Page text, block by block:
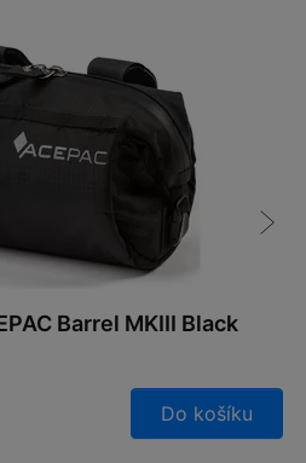
Barrel MKIII Black
Do košíku